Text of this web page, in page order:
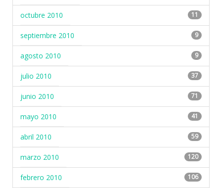
octubre 2010 11
septiembre 2010 9
agosto 2010 9
julio 2010 37
junio 2010 71
mayo 2010 41
abril 2010 59
marzo 2010 120
febrero 2010 106